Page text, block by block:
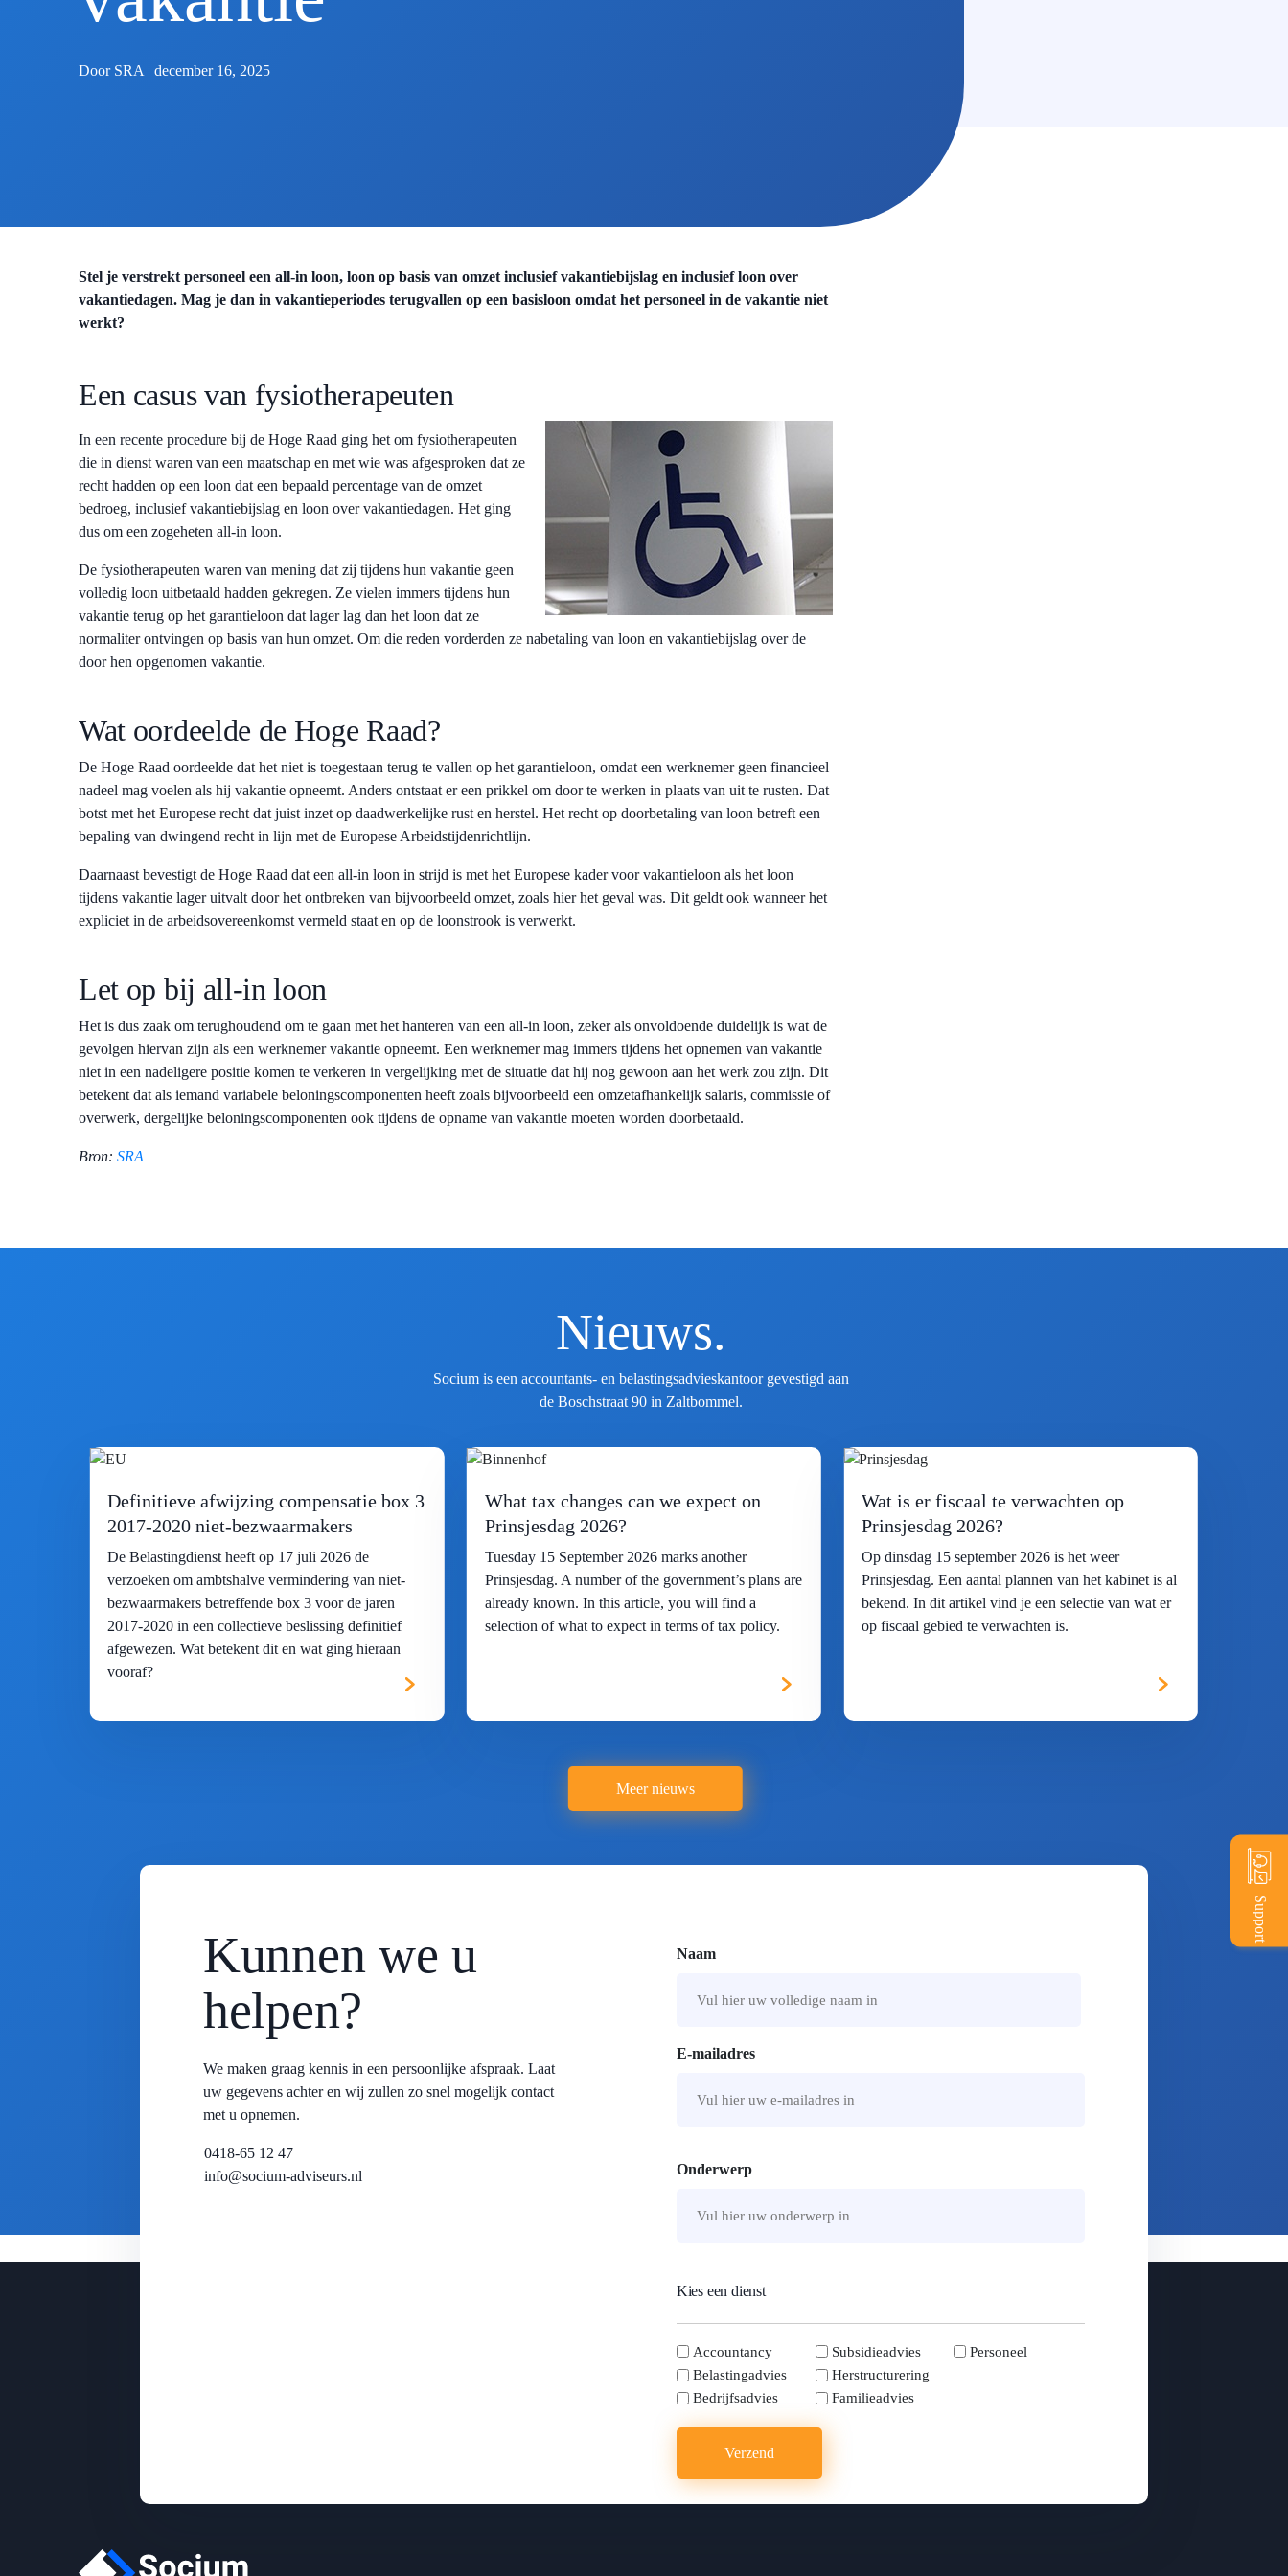
Support
Door SRA | december 16, 2025
Stel je verstrekt personeel een all-in loon, loon op basis van omzet inclusief vakantiebijslag en inclusief loon over
vakantiedagen. Mag je dan in vakantieperiodes terugvallen op een basisloon omdat het personeel in de vakantie niet
werkt?
Een casus van fysiotherapeuten
In een recente procedure bij de Hoge Raad ging het om fysiotherapeuten
die in dienst waren van een maatschap en met wie was afgesproken dat ze
recht hadden op een loon dat een bepaald percentage van de omzet
bedroeg, inclusief vakantiebijslag en loon over vakantiedagen. Het ging
dus om een zogeheten all-in loon.
De fysiotherapeuten waren van mening dat zij tijdens hun vakantie geen
volledig loon uitbetaald hadden gekregen. Ze vielen immers tijdens hun
vakantie terug op het garantieloon dat lager lag dan het loon dat ze
normaliter ontvingen op basis van hun omzet. Om die reden vorderden ze nabetaling van loon en vakantiebijslag over de
door hen opgenomen vakantie.
Wat oordeelde de Hoge Raad?
De Hoge Raad oordeelde dat het niet is toegestaan terug te vallen op het garantieloon, omdat een werknemer geen financieel
nadeel mag voelen als hij vakantie opneemt. Anders ontstaat er een prikkel om door te werken in plaats van uit te rusten. Dat
botst met het Europese recht dat juist inzet op daadwerkelijke rust en herstel. Het recht op doorbetaling van loon betreft een
bepaling van dwingend recht in lijn met de Europese Arbeidstijdenrichtlijn.
Daarnaast bevestigt de Hoge Raad dat een all-in loon in strijd is met het Europese kader voor vakantieloon als het loon
tijdens vakantie lager uitvalt door het ontbreken van bijvoorbeeld omzet, zoals hier het geval was. Dit geldt ook wanneer het
expliciet in de arbeidsovereenkomst vermeld staat en op de loonstrook is verwerkt.
Let op bij all-in loon
Het is dus zaak om terughoudend om te gaan met het hanteren van een all-in loon, zeker als onvoldoende duidelijk is wat de
gevolgen hiervan zijn als een werknemer vakantie opneemt. Een werknemer mag immers tijdens het opnemen van vakantie
niet in een nadeligere positie komen te verkeren in vergelijking met de situatie dat hij nog gewoon aan het werk zou zijn. Dit
betekent dat als iemand variabele beloningscomponenten heeft zoals bijvoorbeeld een omzetafhankelijk salaris, commissie of
overwerk, dergelijke beloningscomponenten ook tijdens de opname van vakantie moeten worden doorbetaald.
Bron: SRA
Nieuws.
Socium is een accountants- en belastingsadvieskantoor gevestigd aan
de Boschstraat 90 in Zaltbommel.
Definitieve afwijzing compensatie box 3
2017-2020 niet-bezwaarmakers
De Belastingdienst heeft op 17 juli 2026 de
verzoeken om ambtshalve vermindering van niet-
bezwaarmakers betreffende box 3 voor de jaren
2017-2020 in een collectieve beslissing definitief
afgewezen. Wat betekent dit en wat ging hieraan
vooraf?
What tax changes can we expect on
Prinsjesdag 2026?
Tuesday 15 September 2026 marks another
Prinsjesdag. A number of the government’s plans are
already known. In this article, you will find a
selection of what to expect in terms of tax policy.
Wat is er fiscaal te verwachten op
Prinsjesdag 2026?
Op dinsdag 15 september 2026 is het weer
Prinsjesdag. Een aantal plannen van het kabinet is al
bekend. In dit artikel vind je een selectie van wat er
op fiscaal gebied te verwachten is.
Meer nieuws
Kunnen we u
helpen?
We maken graag kennis in een persoonlijke afspraak. Laat
uw gegevens achter en wij zullen zo snel mogelijk contact
met u opnemen.
0418-65 12 47
info@socium-adviseurs.nl
Naam
E-mailadres
Onderwerp
Kies een dienst
kiesAccountancy
Belastingadvies
Bedrijfsadvies
Subsidieadvies
Herstructurering
Familieadvies
Personeel